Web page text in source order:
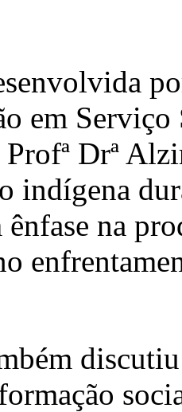
em
Drª
indígena
na